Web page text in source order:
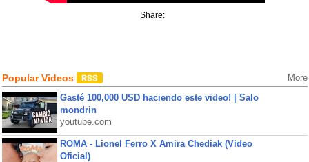
Share:
Popular Videos More
Gasté 100,000 USD haciendo este video! | Salo
mondrin
youtube.com
ROMA - Lionel Ferro X Amira Chediak (Video
Oficial)